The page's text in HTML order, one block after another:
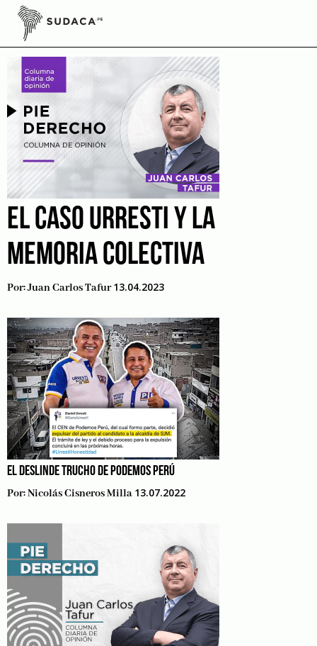
Skip
contentDaniel Urresti
EL CASO URRESTI Y LA
MEMORIA COLECTIVA
Por:Juan Carlos Tafur 13.04.2023
EL DESLINDE TRUCHO DE PODEMOS PERÚ
Por:Nicolás Cisneros Milla 13.07.2022